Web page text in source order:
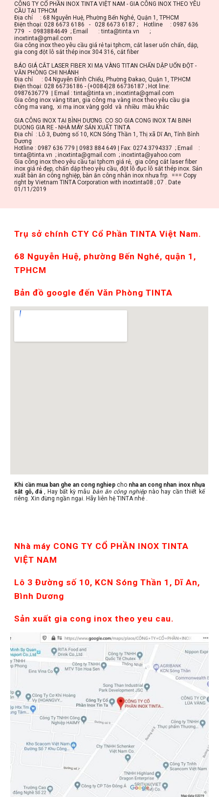
CÔNG TY CỔ PHẦN INOX TINTA VIỆT NAM - GIA CÔNG INOX THEO YÊU
CẦU TẠI TPHCM
Địa chỉ     : 68 Nguyễn Huệ, Phường Bến Nghé, Quận 1, TPHCM
Điện thoại: 028 6673 6186   -   028 6673 6187 ;    Hotline     : 0987 636
779   -  0983884649  ; Email       : tinta@tinta.vn       ;
inoxtinta@gmail.com
Gia công inox theo yêu cầu giá rẻ tại tphcm, cắt laser uốn chấn, dập,
gia cong đột lỗ sắt thép inox 304 316, cắt fiber
BÁO GIÁ CẮT LASER FIBER XI MẠ VÀNG TITAN CHẤN DẬP UỐN ĐỘT -
VĂN PHÒNG CHI NHÁNH
Địa chỉ      : 04 Nguyễn Đình Chiểu, Phường Đakao, Quận 1, TP.HCM
Điện thoại: 028 66736186 - (+0084)28 66736187 ; Hot line:
0987636779  | Email : tinta@tinta.vn ; inoxtinta@gmail.com
Gia công inox vàng titan, gia công mạ vàng inox theo yêu cầu gia
công ma vang,  xi mạ inox vàng gold  và  nhiều  màu khác
GIA CÔNG INOX TẠI BÌNH DƯƠNG. CO SO GIA CONG INOX TAI BINH
DUONG GIA RE - NHÀ MÁY SẢN XUẤT TINTA
Địa chỉ  : Lô 3, Đường số 10, KCN Sóng Thần 1, Thị xã Dĩ An, Tỉnh Bình
Dương
Hotline : 0987 636 779 | 0983 884 649 | Fax: 0274.3794337  ; Email    :
tinta@tinta.vn  ; inoxtinta@gmail.com  ; inoxtinta@yahoo.com
Gia công inox theo yêu cầu tại tphcm giá rẻ,  gia công cắt laser fiber
inox giá rẻ đẹp, chấn dập theo yêu cầu, đột lỗ đục lỗ sắt thép inox. Sản
xuất bàn ăn công nghiệp, bàn ăn công nhân inox nhưa frp.  === Copy
right by Vietnam TINTA Corporation with inoxtinta08 ; 07 . Date
01/11/2019
Trụ sở chính CTY Cổ Phần TINTA Việt Nam.
68 Nguyễn Huệ, phường Bến Nghé, quận 1,
TPHCM
Bản đồ google đến Văn Phòng TINTA
Khi cần mua ban ghe an cong nghiep cho nha an cong nhan inox nhựa
sắt gỗ, đá, Hay bất kỳ mẫu bàn ăn công nghiệpnào hay cần thiết kế
riêng. Xin đừng ngần ngại. Hãy liên hệ TINTA nhé .
Nhà máy CONG TY CỔ PHẦN INOX TINTA
VIỆT NAM
Lô 3 Đường số 10, KCN Sóng Thần 1, Dĩ An,
Bình Dương
Sản xuất gia cong inox theo yeu cau.